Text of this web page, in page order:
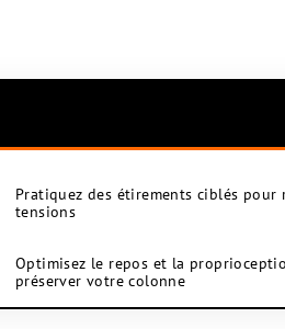
Pratiquez des étirements ciblés pour
tensions
Optimisez le repos et la
préserver votre colonne